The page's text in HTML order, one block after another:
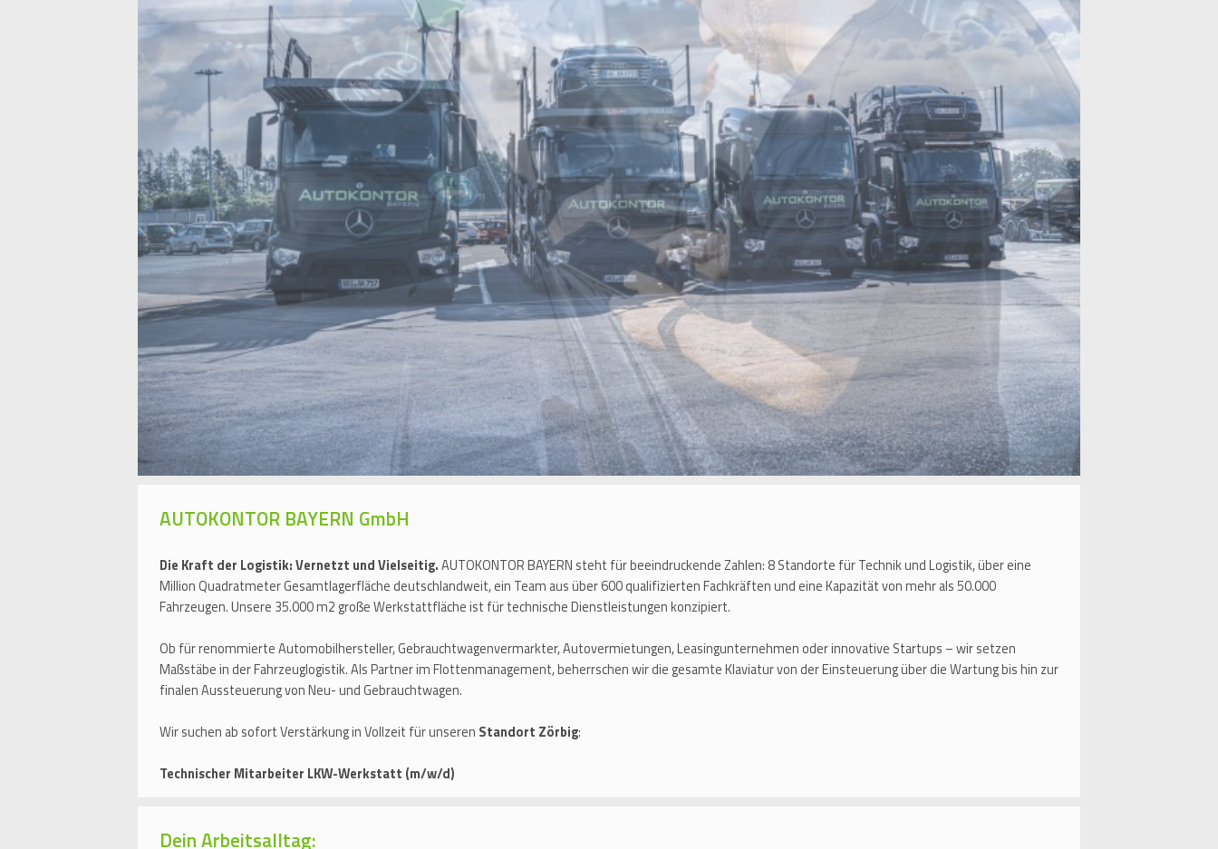
AUTOKONTOR BAYERN GmbH
Die Kraft der Logistik: Vernetzt und Vielseitig.AUTOKONTOR BAYERN steht für beeindruckende Zahlen: 8 Standorte für Technik und Logistik, über eine
Million Quadratmeter Gesamtlagerfläche deutschlandweit, ein Team aus über 600 qualifizierten Fachkräften und eine Kapazität von mehr als 50.000
Fahrzeugen. Unsere 35.000 m2 große Werkstattfläche ist für technische Dienstleistungen konzipiert.
Ob für renommierte Automobilhersteller, Gebrauchtwagenvermarkter, Autovermietungen, Leasingunternehmen oder innovative Startups – wir setzen
Maßstäbe in der Fahrzeuglogistik. Als Partner im Flottenmanagement, beherrschen wir die gesamte Klaviatur von der Einsteuerung über die Wartung bis hin zur
finalen Aussteuerung von Neu- und Gebrauchtwagen.
Wir suchen ab sofort Verstärkung in Vollzeit für unseren Standort Zörbig:
Technischer Mitarbeiter LKW-Werkstatt (m/w/d)
Dein Arbeitsalltag: